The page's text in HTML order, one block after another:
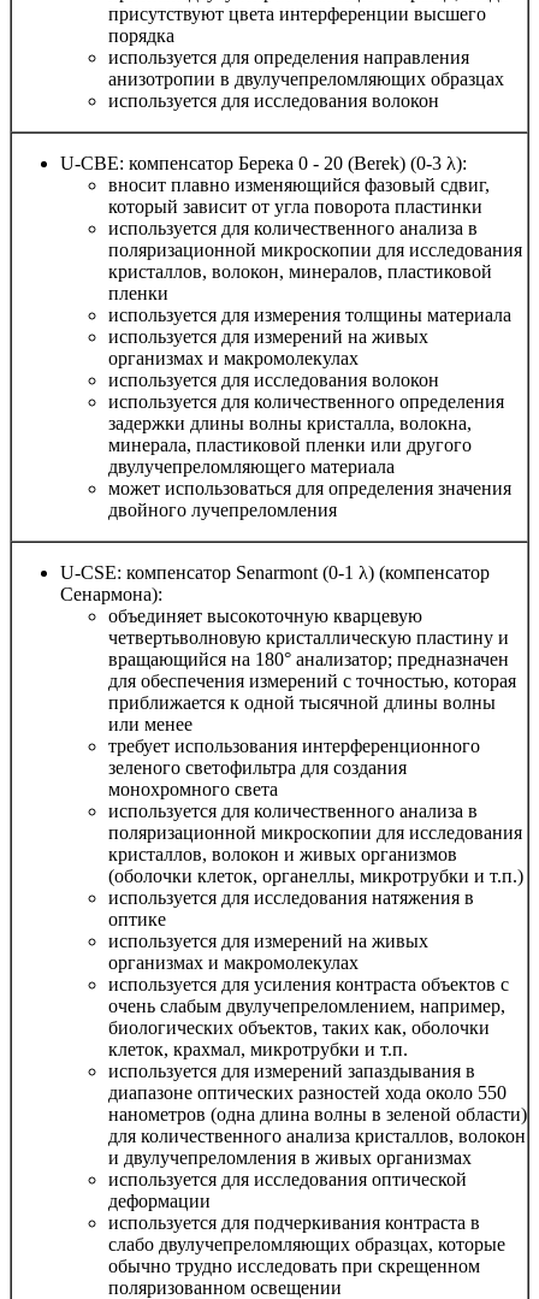
присутствуют цвета интерференции высшего
порядка
используется для определения направления
анизотропии в двулучепреломляющих образцах
используется для исследования волокон
U-CBE: компенсатор Берека 0 - 20 (Berek) (0-3 λ):
вносит плавно изменяющийся фазовый сдвиг,
который зависит от угла поворота пластинки
используется для количественного анализа в
поляризационной микроскопии для исследования
кристаллов, волокон, минералов, пластиковой
пленки
используется для измерения толщины материала
используется для измерений на живых
организмах и макромолекулах
используется для исследования волокон
используется для количественного определения
задержки длины волны кристалла, волокна,
минерала, пластиковой пленки или другого
двулучепреломляющего материала
может использоваться для определения значения
двойного лучепреломления
U-CSE: компенсатор Senarmont (0-1 λ) (компенсатор
Сенармона):
объединяет высокоточную кварцевую
четвертьволновую кристаллическую пластину и
вращающийся на 180° анализатор; предназначен
для обеспечения измерений с точностью, которая
приближается к одной тысячной длины волны
или менее
требует использования интерференционного
зеленого светофильтра для создания
монохромного света
используется для количественного анализа в
поляризационной микроскопии для исследования
кристаллов, волокон и живых организмов
(оболочки клеток, органеллы, микротрубки и т.п.)
используется для исследования натяжения в
оптике
используется для измерений на живых
организмах и макромолекулах
используется для усиления контраста объектов с
очень слабым двулучепреломлением, например,
биологических объектов, таких как, оболочки
клеток, крахмал, микротрубки и т.п.
используется для измерений запаздывания в
диапазоне оптических разностей хода около 550
нанометров (одна длина волны в зеленой области)
для количественного анализа кристаллов, волокон
и двулучепреломления в живых организмах
используется для исследования оптической
деформации
используется для подчеркивания контраста в
слабо двулучепреломляющих образцах, которые
обычно трудно исследовать при скрещенном
поляризованном освещении